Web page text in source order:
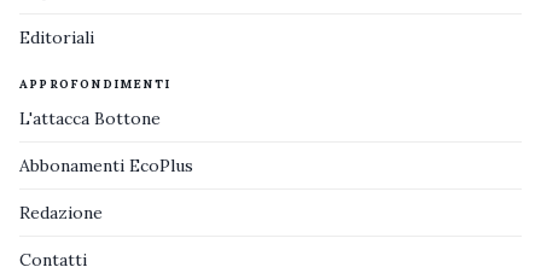
Editoriali
APPROFONDIMENTI
L'attacca Bottone
Abbonamenti EcoPlus
Redazione
Contatti